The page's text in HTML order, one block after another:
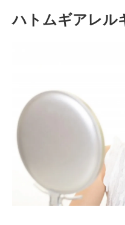
ハトムギアレル